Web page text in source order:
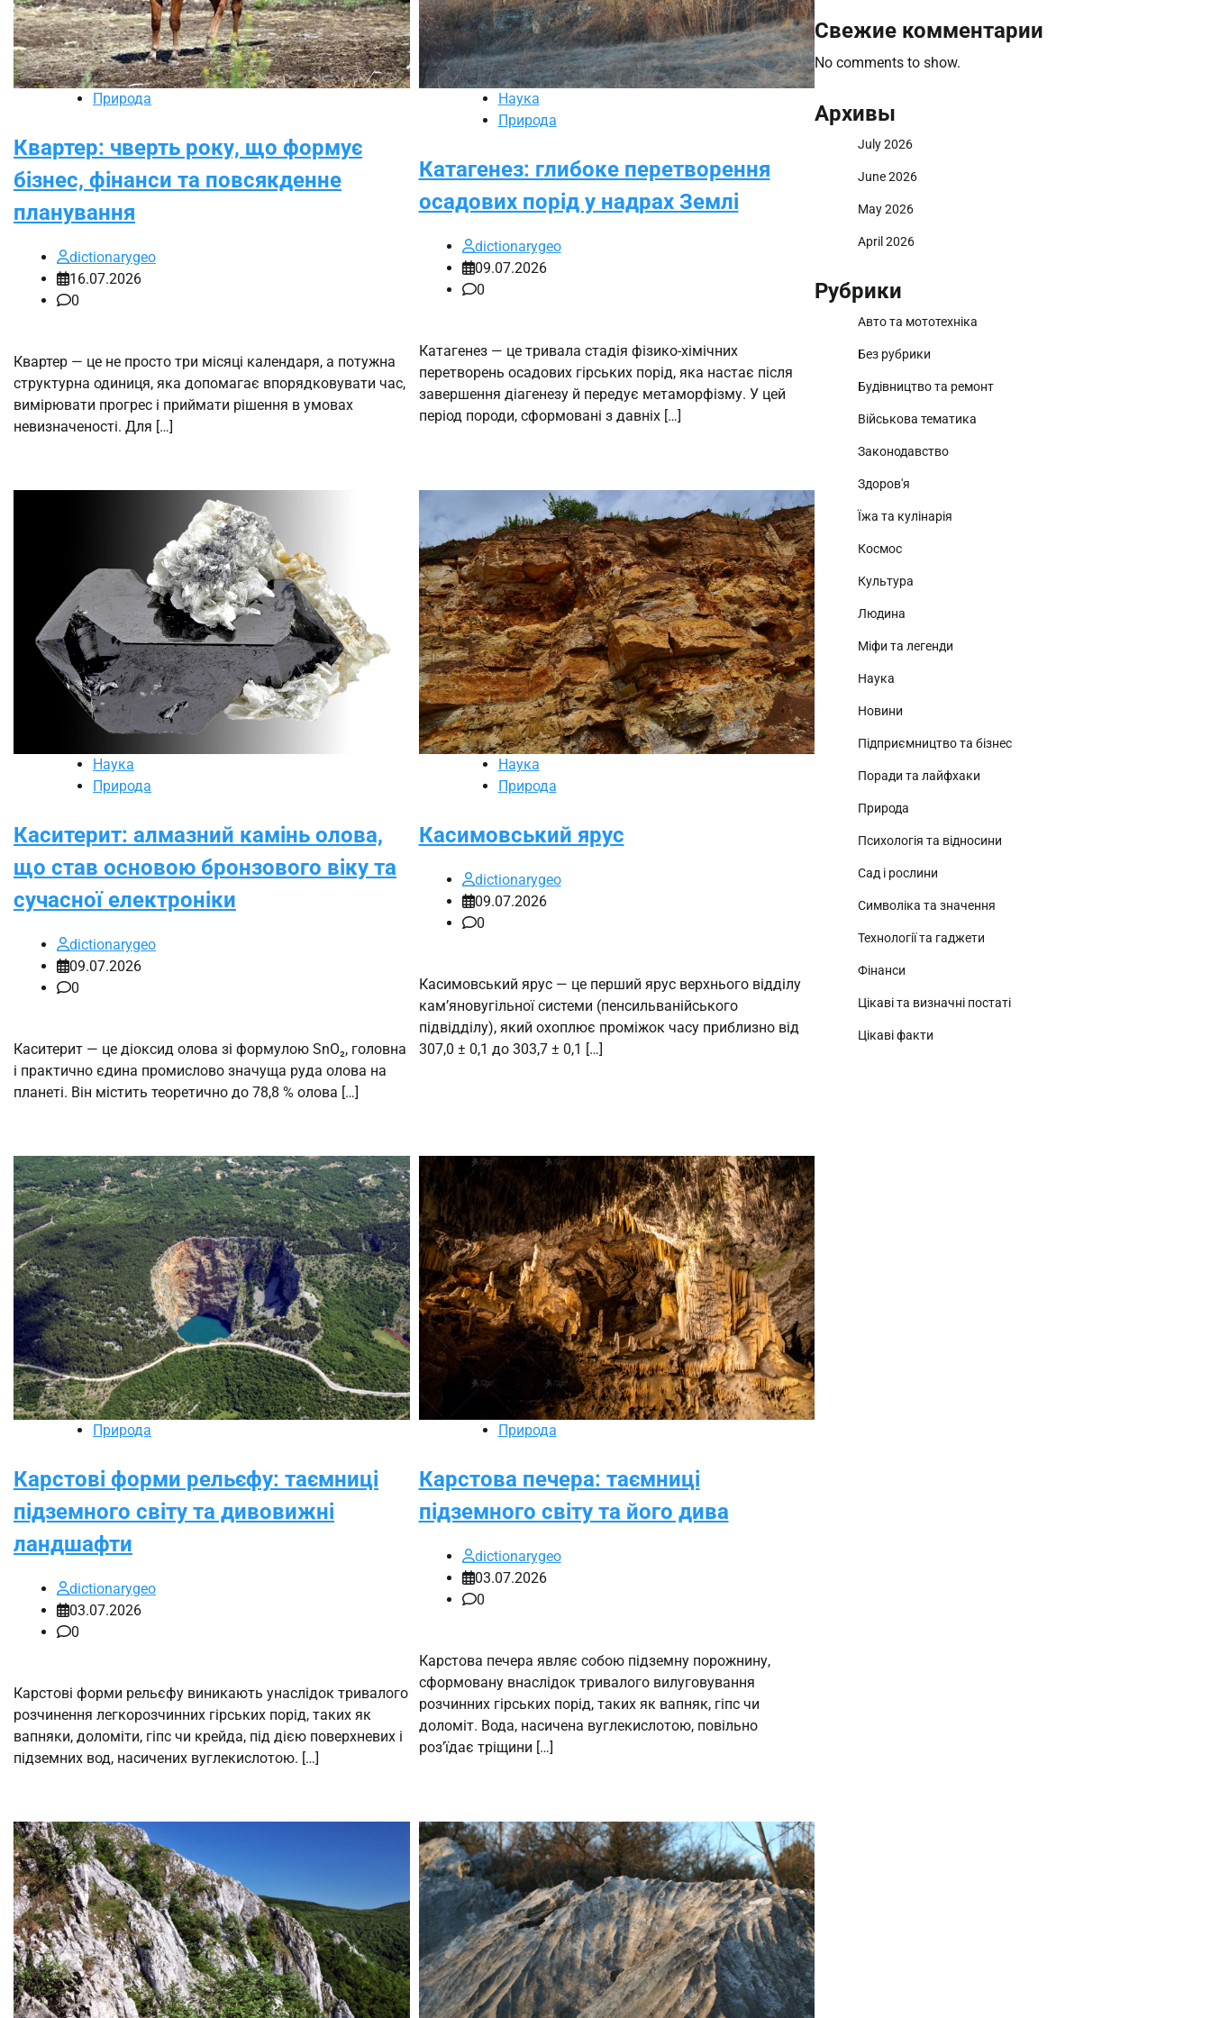
Природа
Квартер: чверть року, що формує
бізнес, фінанси та повсякденне
планування
dictionarygeo
16.07.2026
0
Квартер — це не просто три місяці календаря, а потужна
структурна одиниця, яка допомагає впорядковувати час,
вимірювати прогрес і приймати рішення в умовах
невизначеності. Для […]
Наука
Природа
Катагенез: глибоке перетворення
осадових порід у надрах Землі
dictionarygeo
09.07.2026
0
Катагенез — це тривала стадія фізико-хімічних
перетворень осадових гірських порід, яка настає після
завершення діагенезу й передує метаморфізму. У цей
період породи, сформовані з давніх […]
Наука
Природа
Каситерит: алмазний камінь олова,
що став основою бронзового віку та
сучасної електроніки
dictionarygeo
09.07.2026
0
Каситерит — це діоксид олова зі формулою SnO₂, головна
і практично єдина промислово значуща руда олова на
планеті. Він містить теоретично до 78,8 % олова […]
Наука
Природа
Касимовський ярус
dictionarygeo
09.07.2026
0
Касимовський ярус — це перший ярус верхнього відділу
кам’яновугільної системи (пенсильванійського
підвідділу), який охоплює проміжок часу приблизно від
307,0 ± 0,1 до 303,7 ± 0,1 […]
Природа
Карстові форми рельєфу: таємниці
підземного світу та дивовижні
ландшафти
dictionarygeo
03.07.2026
0
Карстові форми рельєфу виникають унаслідок тривалого
розчинення легкорозчинних гірських порід, таких як
вапняки, доломіти, гіпс чи крейда, під дією поверхневих і
підземних вод, насичених вуглекислотою. […]
Природа
Карстова печера: таємниці
підземного світу та його дива
dictionarygeo
03.07.2026
0
Карстова печера являє собою підземну порожнину,
сформовану внаслідок тривалого вилуговування
розчинних гірських порід, таких як вапняк, гіпс чи
доломіт. Вода, насичена вуглекислотою, повільно
роз’їдає тріщини […]
Свежие комментарии
No comments to show.
Архивы
July 2026
June 2026
May 2026
April 2026
Рубрики
Авто та мототехніка
Без рубрики
Будівництво та ремонт
Військова тематика
Законодавство
Здоров'я
Їжа та кулінарія
Космос
Культура
Людина
Міфи та легенди
Наука
Новини
Підприємництво та бізнес
Поради та лайфхаки
Природа
Психологія та відносини
Сад і рослини
Символіка та значення
Технології та гаджети
Фінанси
Цікаві та визначні постаті
Цікаві факти